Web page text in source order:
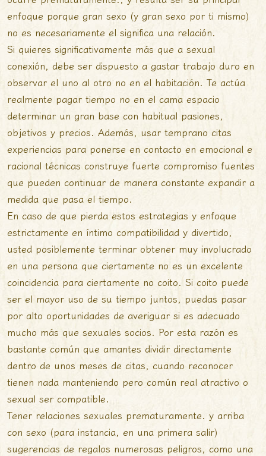
enfoque porque gran sexo (y gran sexo por ti mismo)
no es necesariamente el significa una relación.
Si quieres significativamente más que a sexual
conexión, debe ser dispuesto a gastar trabajo duro en
observar el uno al otro no en el habitación. Te actúa
realmente pagar tiempo no en el cama espacio
determinar un gran base con habitual pasiones,
objetivos y precios. Además, usar temprano citas
experiencias para ponerse en contacto en emocional e
racional técnicas construye fuerte compromiso fuentes
que pueden continuar de manera constante expandir a
medida que pasa el tiempo.
En caso de que pierda estos estrategias y enfoque
estrictamente en íntimo compatibilidad y divertido,
usted posiblemente terminar obtener muy involucrado
en una persona que ciertamente no es un excelente
coincidencia para ciertamente no coito. Si coito puede
ser el mayor uso de su tiempo juntos, puedas pasar
por alto oportunidades de averiguar si es adecuado
mucho más que sexuales socios. Por esta razón es
bastante común que amantes dividir directamente
dentro de unos meses de citas, cuando reconocer
tienen nada manteniendo pero común real atractivo o
sexual ser compatible.
Tener relaciones sexuales prematuramente. y arriba
con sexo (para instancia, en una primera salir)
sugerencias de regalos numerosas peligros, como una